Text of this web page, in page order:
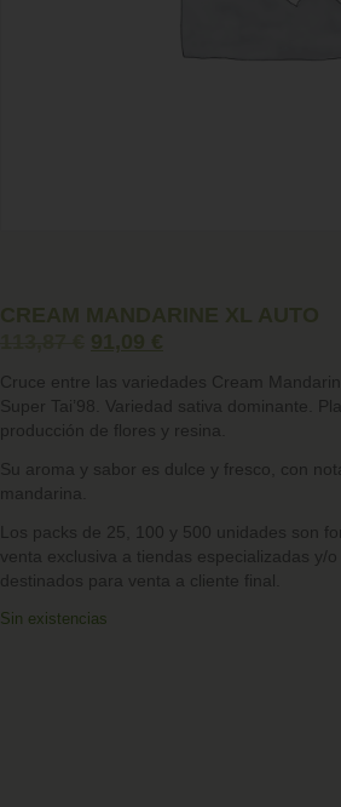
CREAM MANDARINE XL AUTO
91,09 €
Cruce entre las variedades Cream
Super Tai’98. Variedad sativa dominante.
producción de flores y resina.
Su aroma y sabor es dulce y fresco, con
mandarina.
Los packs de 25, 100 y 500 unidades son
venta exclusiva a tiendas especializadas y/o
destinados para venta a cliente final.
Sin existencias